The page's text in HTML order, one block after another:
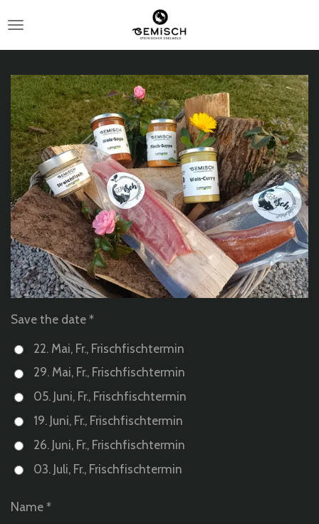
Hauptinhalt
springen
Save the date *
22. Mai, Fr., Frischfischtermin
29. Mai, Fr., Frischfischtermin
05. Juni, Fr., Frischfischtermin
19. Juni, Fr., Frischfischtermin
26. Juni, Fr., Frischfischtermin
03. Juli, Fr., Frischfischtermin
Name *